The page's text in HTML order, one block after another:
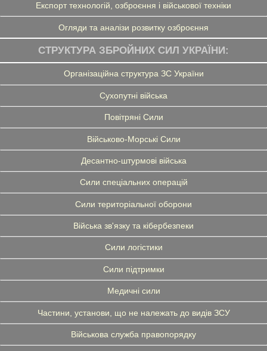
Експорт технологій, озброєння і військової техніки
Огляди та аналізи розвитку озброєння
СТРУКТУРА ЗБРОЙНИХ СИЛ УКРАЇНИ:
Організаційна структура ЗС України
Сухопутні війська
Повітряні Сили
Військово-Морські Сили
Десантно-штурмові війська
Сили спеціальних операцій
Сили територіальної оборони
Війська зв'язку та кібербезпеки
Сили логістики
Сили підтримки
Медичні сили
Частини, установи, що не належать до видів ЗСУ
Військова служба правопорядку